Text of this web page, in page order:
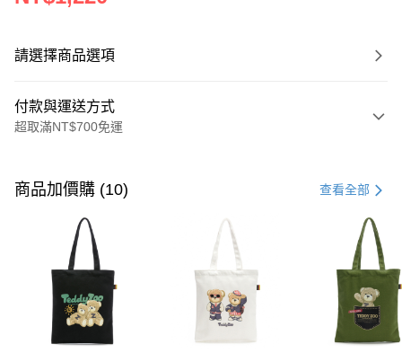
請選擇商品選項
付款與運送方式
超取滿NT$700免運
信用卡一次付款
超商取貨付款
Apple Pay
街口支付
商品加價購 (10) 查看全部